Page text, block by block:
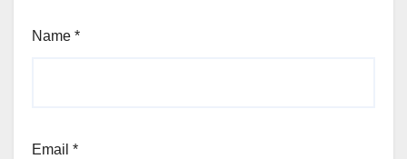
Name *
Email *